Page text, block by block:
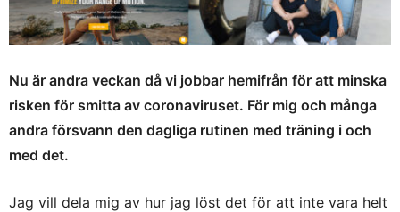
Nu är andra veckan då vi jobbar hemifrån för att minska
risken för smitta av coronaviruset. För mig och många
andra försvann den dagliga rutinen med träning i och
med det.
Jag vill dela mig av hur jag löst det för att inte vara helt